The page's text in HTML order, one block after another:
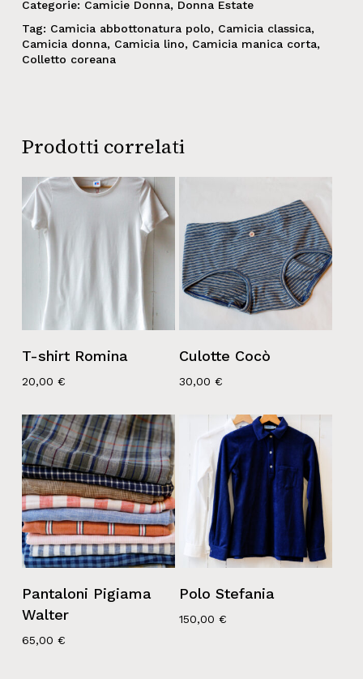
Categorie: Camicie Donna, Donna Estate
Tag: Camicia abbottonatura polo, Camicia classica,
Camicia donna, Camicia lino, Camicia manica corta,
Colletto coreana
Prodotti correlati
T-shirt Romina
20,00 €
Culotte Cocò
30,00€
Pantaloni Pigiama
Walter
65,00 €
Polo Stefania
150,00€